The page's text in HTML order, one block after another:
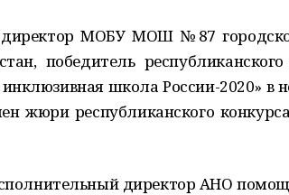
МОБУ МОШ №87
победитель
школа России-2020» в
жюри республиканского
директор АНО